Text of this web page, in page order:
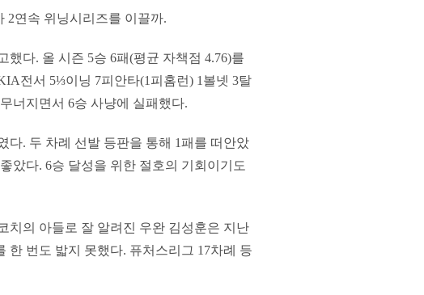
2연속 위닝시리즈를 이끌까.
다. 올 시즌 5승 6패(평균 자책점 4.76)를
전서 5⅓이닝 7피안타(1피홈런) 1볼넷 3탈
너지면서 6승 사냥에 실패했다.
다. 두 차례 선발 등판을 통해 1패를 떠안았
았다. 6승 달성을 위한 절호의 기회이기도
치의 아들로 잘 알려진 우완 김성훈은 지난
한 번도 밟지 못했다. 퓨처스리그 17차례 등